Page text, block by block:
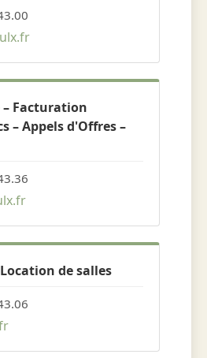
Facturation
– Appels d'Offres –
de salles